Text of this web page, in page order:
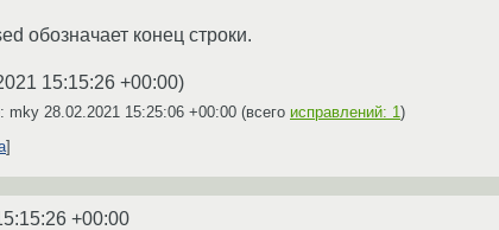
обозначает конец строки.
15:15:26 +00:00)
mky 28.02.2021 15:25:06 +00:00 (всего исправлений: 1 )
+00:00